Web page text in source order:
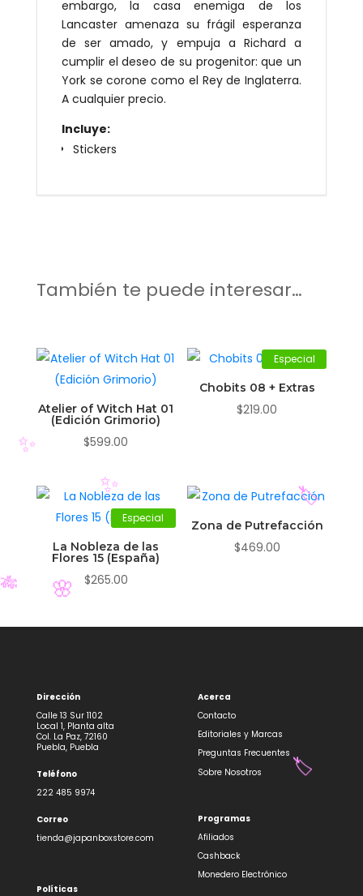
embargo, la casa enemiga de los
Lancaster amenaza su frágil esperanza
de ser amado, y empuja a Richard a
cumplir el deseo de su progenitor: que un
York se corone como el Rey de Inglaterra.
A cualquier precio.
Incluye:
Stickers
También te puede interesar…
Atelier of Witch Hat 01
(Edición Grimorio)
$599.00
Especial
Chobits 08 + Extras
$219.00
Especial
La Nobleza de las
Flores 15 (España)
$265.00
Zona de Putrefacción
$469.00
Dirección
Calle 13 Sur 1102
Local 1, Planta alta
Col. La Paz, 72160
Puebla, Puebla
Teléfono
222 485 9974
Correo
tienda@japanboxstore.com
Políticas
Acerca
Contacto
Editoriales y Marcas
Preguntas Frecuentes
Sobre Nosotros
Programas
Afiliados
Cashback
Monedero Electrónico
✨